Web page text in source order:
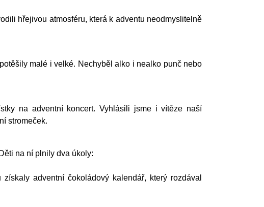
hřejivou atmosféru, která k adventu neodmyslitelně
malé i velké. Nechyběl alko i nealko punč nebo
na adventní koncert. Vyhlásili jsme i vítěze naší
stromeček.
na ní plnily dva úkoly:
adventní čokoládový kalendář, který rozdával